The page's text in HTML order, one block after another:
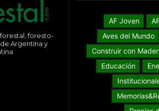
foresto-
Argentina y
AF Joven
Aves del Mundo
Construir con
Educación